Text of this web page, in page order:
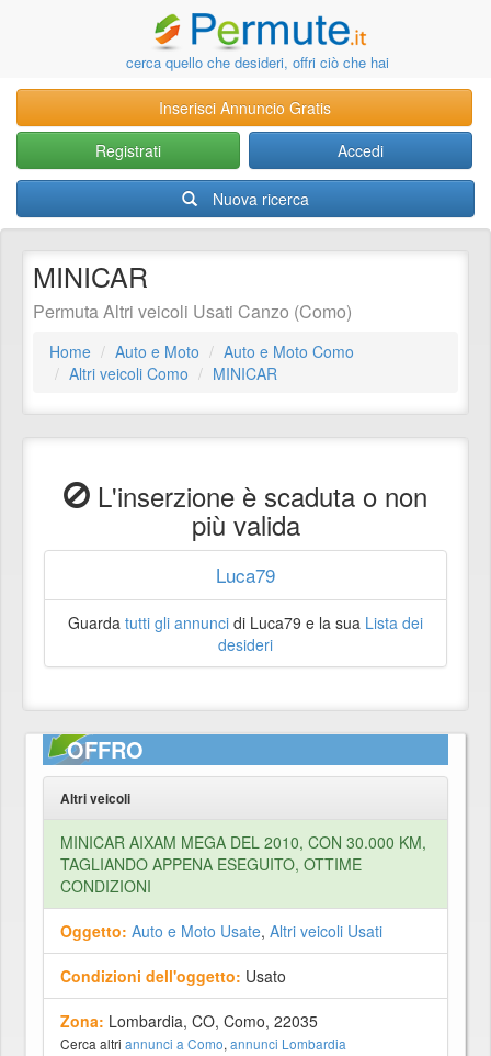
cerca quello che desideri, offri ciò che hai
Inserisci Annuncio Gratis
Registrati
Accedi
Nuova ricerca
MINICAR
Permuta Altri veicoli Usati Canzo (Como)
Home Auto e Moto
Auto e Moto Como
Altri veicoli Como
MINICAR
L'inserzione è scaduta o non
più valida
Luca79
Guarda tutti gli annunci di Luca79 e la sua Lista dei
desideri
OFFRO
Altri veicoli
MINICAR AIXAM MEGA DEL 2010, CON 30.000 KM,
TAGLIANDO APPENA ESEGUITO, OTTIME
CONDIZIONI
Oggetto: Auto e Moto Usate, Altri veicoli Usati
Condizioni dell'oggetto: Usato
Zona: Lombardia, CO, Como, 22035
Cerca altri annunci a Como, annunci Lombardia